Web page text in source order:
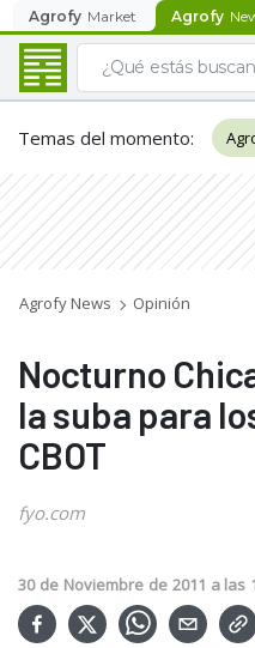
Agrofy Market Agrofy
Temas del momento:
Agrofy News Opinión
Nocturno
la suba para
CBOT
fyo.com
30 de Noviembre de 2011 a las